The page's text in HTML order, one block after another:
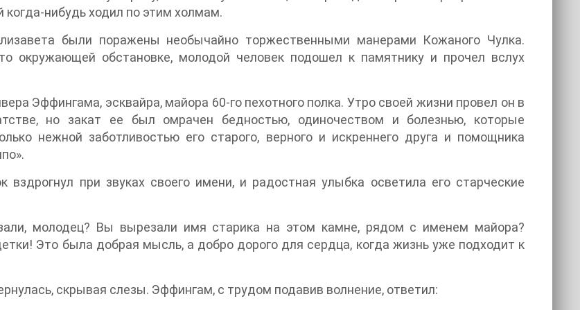
когда-нибудь ходил по этим холмам.
были поражены необычайно торжественными манерами Кожаного Чулка.
окружающей обстановке, молодой человек подошел к памятнику и прочел вслух
Эффингама, эсквайра, майора 60-го пехотного полка. Утро своей жизни провел он в
но закат ее был омрачен бедностью, одиночеством и болезнью, которые
нежной заботливостью его старого, верного и искреннего друга и помощника
вздрогнул при звуках своего имени, и радостная улыбка осветила его старческие
молодец? Вы вырезали имя старика на этом камне, рядом с именем майора?
Это была добрая мысль, а добро дорого для сердца, когда жизнь уже подходит к
скрывая слезы. Эффингам, с трудом подавив волнение, ответил: